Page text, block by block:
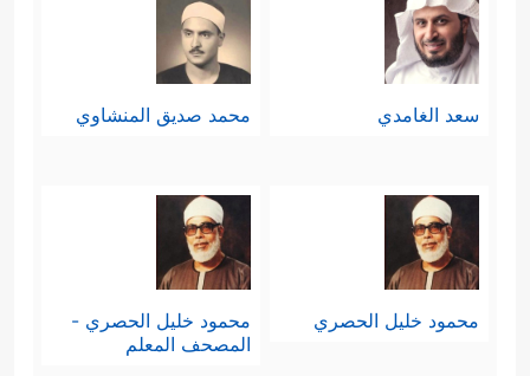
سعد الغامدي محمد صديق المنشاوي
محمود خليل الحصري
محمود خليل الحصري -
المصحف المعلم